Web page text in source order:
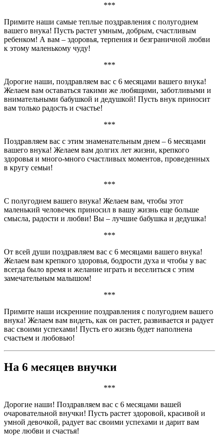
***
Примите наши самые теплые поздравления с полугодием
вашего внука! Пусть растет умным, добрым, счастливым
ребенком! А вам – здоровья, терпения и безграничной любви
к этому маленькому чуду!
***
Дорогие наши, поздравляем вас с 6 месяцами вашего внука!
Желаем вам оставаться такими же любящими, заботливыми и
внимательными бабушкой и дедушкой! Пусть внук приносит
вам только радость и счастье!
***
Поздравляем вас с этим знаменательным днем – 6 месяцами
вашего внука! Желаем вам долгих лет жизни, крепкого
здоровья и много-много счастливых моментов, проведенных
в кругу семьи!
***
С полугодием вашего внука! Желаем вам, чтобы этот
маленький человечек приносил в вашу жизнь еще больше
смысла, радости и любви! Вы – лучшие бабушка и дедушка!
***
От всей души поздравляем вас с 6 месяцами вашего внука!
Желаем вам крепкого здоровья, бодрости духа и чтобы у вас
всегда было время и желание играть и веселиться с этим
замечательным малышом!
***
Примите наши искренние поздравления с полугодием вашего
внука! Желаем вам видеть, как он растет, развивается и радует
вас своими успехами! Пусть его жизнь будет наполнена
счастьем и любовью!
На 6 месяцев внучки
***
Дорогие наши! Поздравляем вас с 6 месяцами вашей
очаровательной внучки! Пусть растет здоровой, красивой и
умной девочкой, радует вас своими успехами и дарит вам
море любви и счастья!